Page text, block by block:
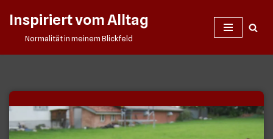
Inspiriert vom Alltag
Normalität in meinem Blickfeld